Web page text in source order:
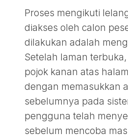
Proses mengikuti
diakses oleh calon
dilakukan adalah
Setelah laman
pojok kanan atas
dengan memasukkan
sebelumnya pada
pengguna telah
sebelum mencoba